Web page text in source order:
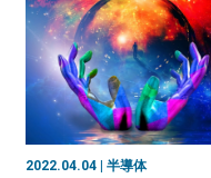
2022.04.04 | 半導体